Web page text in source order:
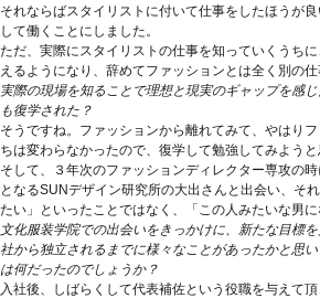
それならばスタイリストに付いて仕事をしたほうが
して働くことにしました。
ただ、実際にスタイリストの仕事を知っていくうち
えるようになり、辞めてファッションとは全く別の仕
実際の現場を知ることで理想と現実のギャップを感
も復学された？
そうですね。ファッションから離れてみて、やはり
ちは変わらなかったので、復学して勉強してみようと
そして、３年次のファッションディレクター専攻の
となるSUNデザイン研究所の大出さんと出会い、そ
たい」といったことではなく、「この人みたいな男に
文化服装学院での出会いをきっかけに、新たな目標
社から独立されるまでに様々なことがあったかと思
は何だったのでしょうか？
入社後、しばらくして代表補佐という役職を与えて